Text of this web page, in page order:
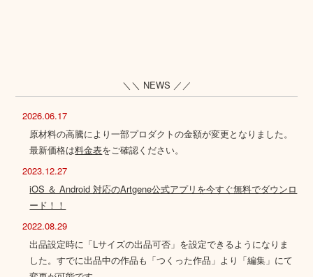
＼＼ NEWS ／／
2026.06.17
原材料の高騰により一部プロダクトの金額が変更となりました。
最新価格は料金表をご確認ください。
2023.12.27
iOS ＆ Android 対応のArtgene公式アプリを今すぐ無料でダウンロ
ード！！
2022.08.29
出品設定時に「Lサイズの出品可否」を設定できるようになりま
した。すでに出品中の作品も「つくった作品」より「編集」にて